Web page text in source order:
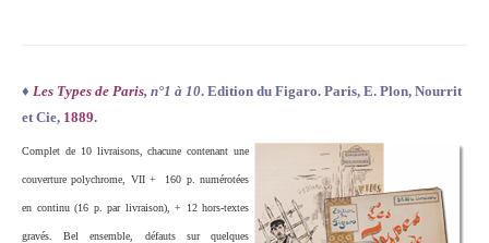
♦ Les Types de Paris, n°1 à 10. Edition du Figaro. Paris, E. Plon, Nourrit
et Cie, 1889.
Complet de 10 livraisons, chacune contenant une
couverture polychrome, VII + 160 p. numérotées
en continu (16 p. par livraison), + 12 hors-textes
gravés. Bel ensemble, défauts sur quelques